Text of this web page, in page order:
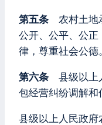
第五条 农村土地
公开、公平、公
律，尊重社会公德
第六条 县级以上
包经营纠纷调解和
县级以上人民政